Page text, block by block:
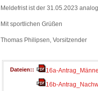
Meldefrist ist der 31.05.2023
Mit sportlichen Grüßen
Thomas Philipsen, Vorsitzender
Dateien: 16a-
16b-